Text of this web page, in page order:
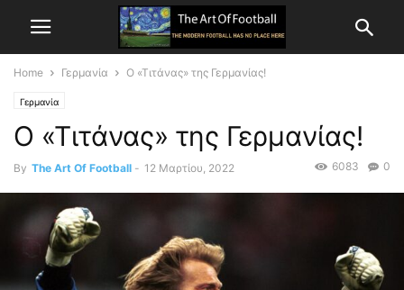
Home Γερμανία Ο «Τιτάνας» της Γερμανίας!
Γερμανία
Ο «Τιτάνας» της Γερμανίας!
By The Art Of Football - 12 Μαρτίου, 2022 0
6083